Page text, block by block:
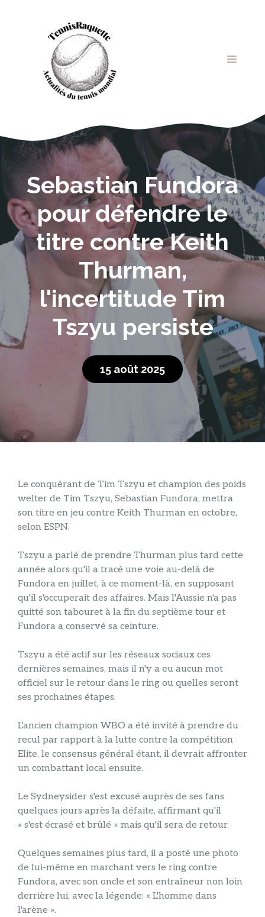
MENU
Sebastian Fundora
pour défendre le
titre contre Keith
Thurman,
l'incertitude Tim
Tszyu persiste
15 août 2025
Le conquérant de Tim Tszyu et champion des poids
welter de Tim Tszyu, Sebastian Fundora, mettra
son titre en jeu contre Keith Thurman en octobre,
selon ESPN.
Tszyu a parlé de prendre Thurman plus tard cette
année alors qu'il a tracé une voie au-delà de
Fundora en juillet, à ce moment-là, en supposant
qu'il s'occuperait des affaires. Mais l'Aussie n'a pas
quitté son tabouret à la fin du septième tour et
Fundora a conservé sa ceinture.
Tszyu a été actif sur les réseaux sociaux ces
dernières semaines, mais il n'y a eu aucun mot
officiel sur le retour dans le ring ou quelles seront
ses prochaines étapes.
L'ancien champion WBO a été invité à prendre du
recul par rapport à la lutte contre la compétition
Elite, le consensus général étant, il devrait affronter
un combattant local ensuite.
Le Sydneysider s'est excusé auprès de ses fans
quelques jours après la défaite, affirmant qu'il
« s'est écrasé et brûlé » mais qu'il sera de retour.
Quelques semaines plus tard, il a posté une photo
de lui-même en marchant vers le ring contre
Fundora, avec son oncle et son entraîneur non loin
derrière lui, avec la légende: « L'homme dans
l'arène ».